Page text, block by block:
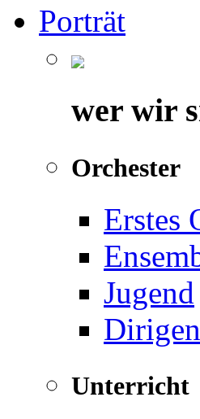
Porträt
wer wir
Orchester
Erstes
Jugend
Unterricht